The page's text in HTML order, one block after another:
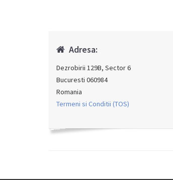
Adresa:
Dezrobirii 129B, Sector 6
Bucuresti 060984
Romania
Termeni si Conditii (TOS)